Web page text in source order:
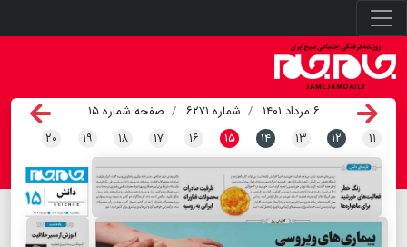
۶ مرداد ۱۴۰۱ شماره ۶۲۷۱
صفحه شماره ۱۵
۱۱ ۱۲ ۱۳ ۱۴ ۱۵ ۱۶ ۱۷ ۱۸ ۱۹ ۲۰